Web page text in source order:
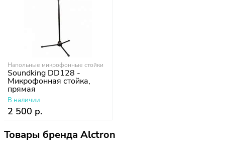
Напольные микрофонные стойки
Soundking DD128 -
Микрофонная стойка,
прямая
В наличии
2 500 р.
Товары бренда Alctron